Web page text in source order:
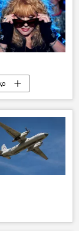
Коронавирус дар Русия ва ҷаҳон: охирин хабару гузоришҳо